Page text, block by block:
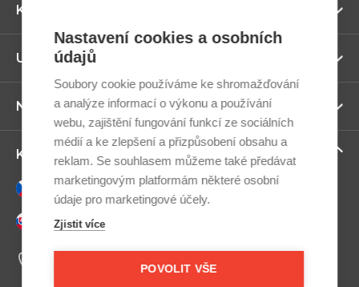
Kategorie
Užitečné odkazy
Newsletter
Kontaktujte nás
Česky
Slovensky
+420 607 800 100
Nastavení cookies a osobních
údajů
Soubory cookie používáme ke shromažďování
a analýze informací o výkonu a používání
webu, zajištění fungování funkcí ze sociálních
médií a ke zlepšení a přizpůsobení obsahu a
reklam. Se souhlasem můžeme také předávat
marketingovým platformám některé osobní
údaje pro marketingové účely.
Zjistit více
POVOLIT VŠE